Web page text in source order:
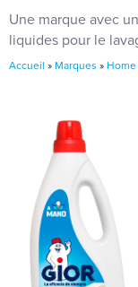
Une marque avec
liquides pour le
Accueil » Marques »